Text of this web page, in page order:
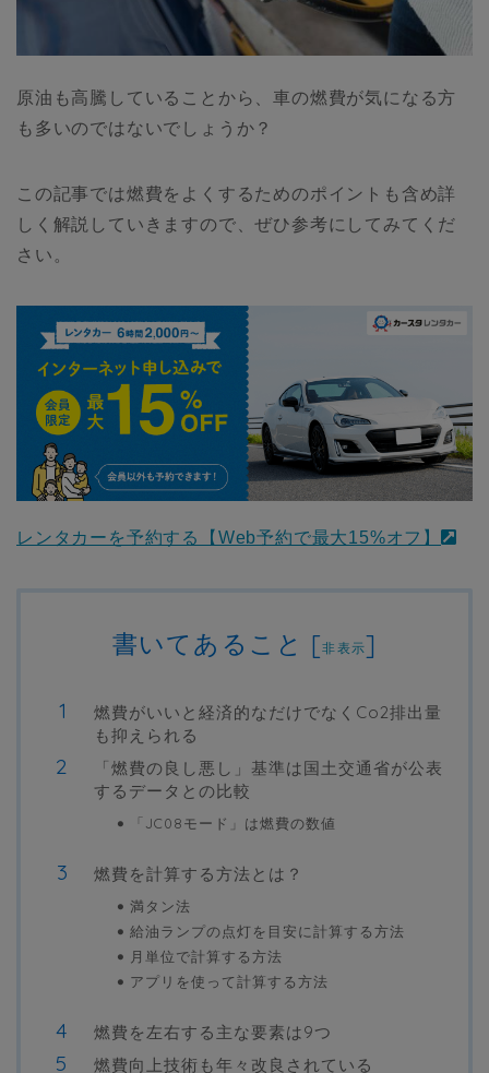
原油も高騰していることから、車の燃費が気になる方
も多いのではないでしょうか？
この記事では燃費をよくするためのポイントも含め詳
しく解説していきますので、ぜひ参考にしてみてくだ
さい。
レンタカーを予約する【Web予約で最大15%オフ】
書いてあること [非表示]
燃費がいいと経済的なだけでなくCo2排出量
も抑えられる
「燃費の良し悪し」基準は国土交通省が公表
するデータとの比較
「JC08モード」は燃費の数値
燃費を計算する方法とは？
満タン法
給油ランプの点灯を目安に計算する方法
月単位で計算する方法
アプリを使って計算する方法
燃費を左右する主な要素は9つ
燃費向上技術も年々改良されている